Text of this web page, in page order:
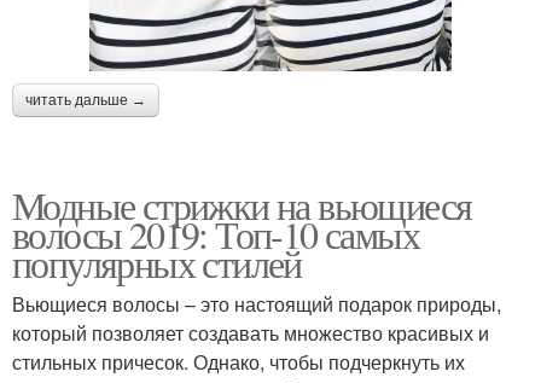
читать дальше →
Модные стрижки на вьющиеся
волосы 2019: Топ-10 самых
популярных стилей
Вьющиеся волосы – это настоящий подарок природы,
который позволяет создавать множество красивых и
стильных причесок. Однако, чтобы подчеркнуть их